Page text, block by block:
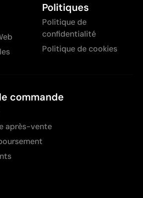
Politiques
Politique de
confidentialité
Politique de cookies
commande
après-vente